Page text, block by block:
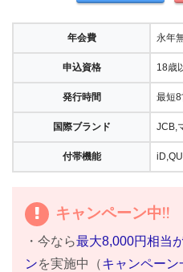
年会費 永年
申込資格 18歳
発行時間 最短8
国際ブランド JCB,
付帯機能
キャンペーン中!!
・今なら最大8,000円相当
ンを実施中（キャンペーン